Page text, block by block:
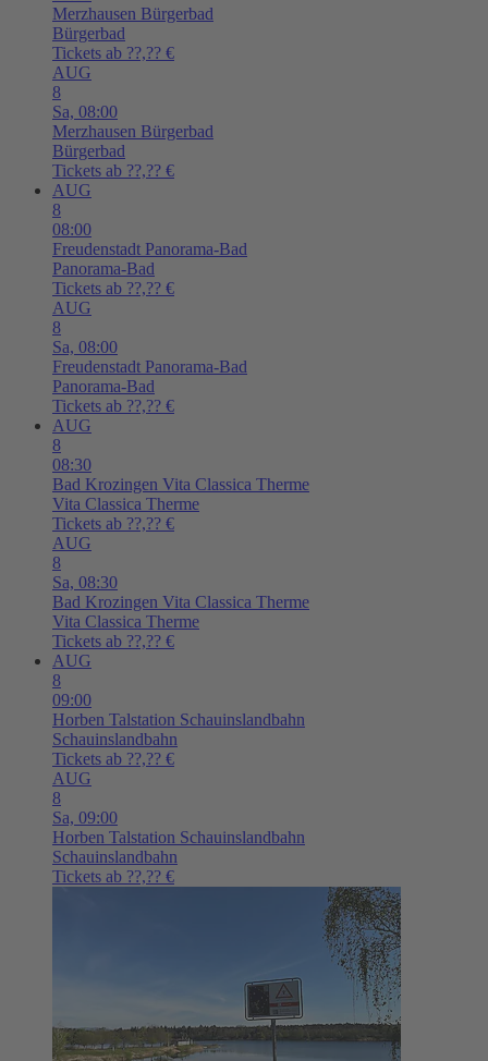
Merzhausen Bürgerbad
Bürgerbad
Tickets ab ??,?? €
AUG
8
Sa, 08:00
Merzhausen Bürgerbad
Bürgerbad
Tickets ab ??,?? €
AUG
8
08:00
Freudenstadt Panorama-Bad
Panorama-Bad
Tickets ab ??,?? €
AUG
8
Sa, 08:00
Freudenstadt Panorama-Bad
Panorama-Bad
Tickets ab ??,?? €
AUG
8
08:30
Bad Krozingen Vita Classica Therme
Vita Classica Therme
Tickets ab ??,?? €
AUG
8
Sa, 08:30
Bad Krozingen Vita Classica Therme
Vita Classica Therme
Tickets ab ??,?? €
AUG
8
09:00
Horben Talstation Schauinslandbahn
Schauinslandbahn
Tickets ab ??,?? €
AUG
8
Sa, 09:00
Horben Talstation Schauinslandbahn
Schauinslandbahn
Tickets ab ??,?? €